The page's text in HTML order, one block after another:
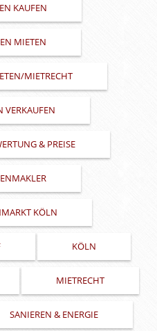
KAUFEN
MIETEN
MIETRECHT
& PREISE
KÖLN
KÖLN
MIETRECHT
SANIEREN & ENERGIE